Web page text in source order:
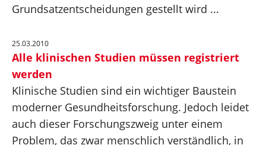
Grundsatzentscheidungen gestellt wird ...
25.03.2010
Alle klinischen Studien müssen registriert
werden
Klinische Studien sind ein wichtiger Baustein
moderner Gesundheitsforschung. Jedoch leidet
auch dieser Forschungszweig unter einem
Problem, das zwar menschlich verständlich, in